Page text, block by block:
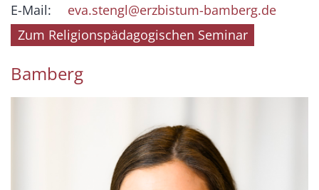
E-Mail:
eva.stengl@erzbistum-bamberg.de
Zum Religionspädagogischen Seminar
Bamberg